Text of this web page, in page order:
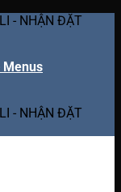
- NHẬN ĐẶT
Menus
- NHẬN ĐẶT